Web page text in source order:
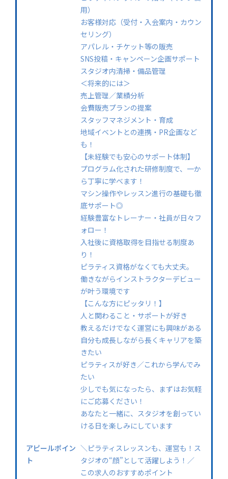
用）
お客様対応（受付・入会案内・カウン
セリング）
アパレル・チケット等の販売
SNS投稿・キャンペーン企画サポート
スタジオ内清掃・備品管理
＜将来的には＞
売上管理／業績分析
会費販売プランの提案
スタッフマネジメント・育成
地域イベントとの連携・PR企画など
も！
【未経験でも安心のサポート体制】
プログラム化された研修制度で、一か
ら丁寧に学べます！
マシン操作やレッスン進行の基礎も徹
底サポート◎
経験豊富なトレーナー・社員が日々フ
ォロー！
入社後に資格取得を目指せる制度あ
り！
ピラティス資格がなくても大丈夫。
働きながらインストラクターデビュー
が叶う環境です
【こんな方にピッタリ！】
人と関わること・サポートが好き
教えるだけでなく運営にも興味がある
自分も成長しながら長くキャリアを築
きたい
ピラティスが好き／これから学んでみ
たい
少しでも気になったら、まずはお気軽
にご応募ください！
あなたと一緒に、スタジオを創ってい
ける日を楽しみにしています
アピールポイン
ト
＼ピラティスレッスンも、運営も！ス
タジオの“顔”として活躍しよう！／
この求人のおすすめポイント